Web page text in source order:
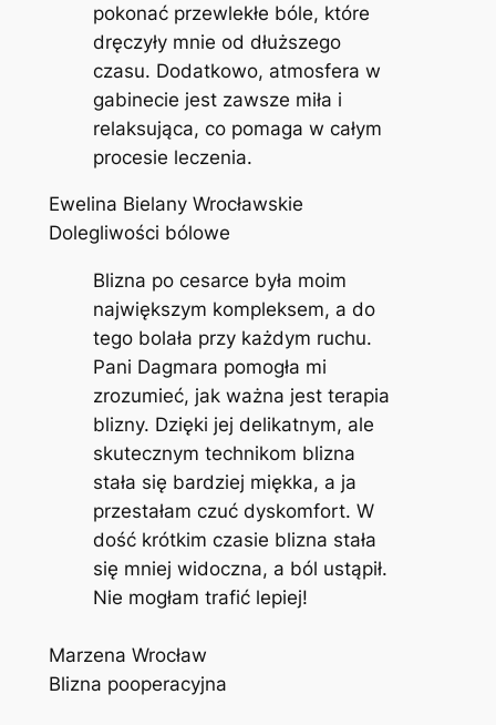
pokonać przewlekłe bóle, które
dręczyły mnie od dłuższego
czasu. Dodatkowo, atmosfera w
gabinecie jest zawsze miła i
relaksująca, co pomaga w całym
procesie leczenia.
Ewelina Bielany Wrocławskie
Dolegliwości bólowe
Blizna po cesarce była moim
największym kompleksem, a do
tego bolała przy każdym ruchu.
Pani Dagmara pomogła mi
zrozumieć, jak ważna jest terapia
blizny. Dzięki jej delikatnym, ale
skutecznym technikom blizna
stała się bardziej miękka, a ja
przestałam czuć dyskomfort. W
dość krótkim czasie blizna stała
się mniej widoczna, a ból ustąpił.
Nie mogłam trafić lepiej!
Marzena Wrocław
Blizna pooperacyjna